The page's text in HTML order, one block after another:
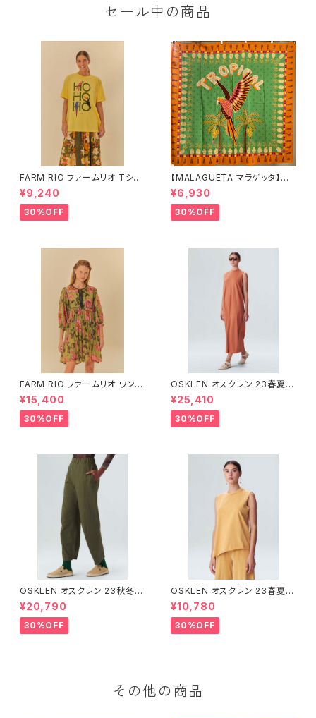
セール中の商品
FARM RIO ファームリオ Tシャ
ツ HOHOHO
¥9,240
30%OFF
【MALAGUETA マラゲッタ】カ
ンガ TROPICAL
¥6,930
30%OFF
FARM RIO ファームリオ ワンピ
ース Aurora Floral
¥15,400
30%OFF
OSKLEN オスクレン 23春夏
ワンピース 1088-67330
¥25,410
30%OFF
OSKLEN オスクレン 23秋冬
ボトムス 1041-66127
¥20,790
30%OFF
OSKLEN オスクレン 23春夏 ト
ップス 1027-67292
¥10,780
30%OFF
その他の商品